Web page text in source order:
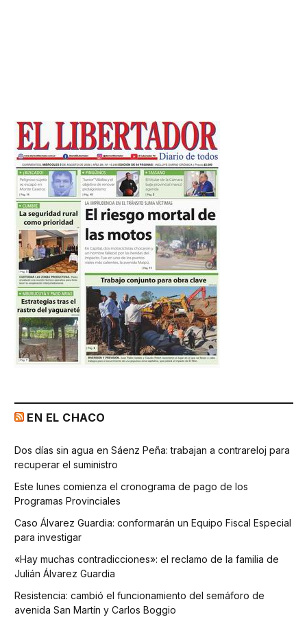
EN EL CHACO
Dos días sin agua en Sáenz Peña: trabajan a contrareloj para
recuperar el suministro
Este lunes comienza el cronograma de pago de los
Programas Provinciales
Caso Álvarez Guardia: conformarán un Equipo Fiscal Especial
para investigar
«Hay muchas contradicciones»: el reclamo de la familia de
Julián Álvarez Guardia
Resistencia: cambió el funcionamiento del semáforo de
avenida San Martín y Carlos Boggio